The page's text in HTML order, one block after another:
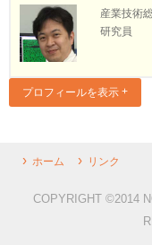
産業技術
研究員
プロフィールを表示
ホーム リンク
COPYRIGHT ©2014